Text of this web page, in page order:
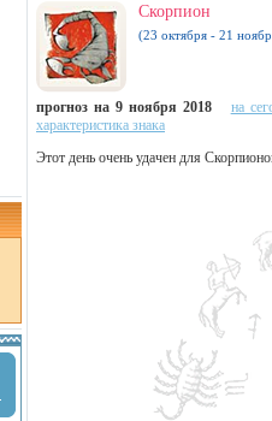
Скорпион
(23 октября - 21
прогноз на 9 ноября 2018
на
характеристика знака
Этот день очень удачен для